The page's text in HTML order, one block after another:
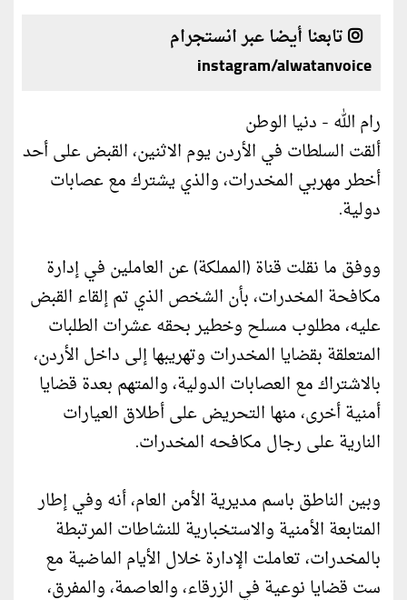
تابعنا أيضا عبر انستجرام
instagram/alwatanvoice
رام الله - دنيا الوطن
ألقت السلطات في الأردن يوم الاثنين، القبض على أحد
أخطر مهربي المخدرات، والذي يشترك مع عصابات
دولية.
ووفق ما نقلت قناة (المملكة) عن العاملين في إدارة
مكافحة المخدرات، بأن الشخص الذي تم إلقاء القبض
عليه، مطلوب مسلح وخطير بحقه عشرات الطلبات
المتعلقة بقضايا المخدرات وتهريبها إلى داخل الأردن،
بالاشتراك مع العصابات الدولية، والمتهم بعدة قضايا
أمنية أخرى، منها التحريض على أطلاق العيارات
النارية على رجال مكافحه المخدرات.
وبين الناطق باسم مديرية الأمن العام، أنه وفي إطار
المتابعة الأمنية والاستخبارية للنشاطات المرتبطة
بالمخدرات، تعاملت الإدارة خلال الأيام الماضية مع
ست قضايا نوعية في الزرقاء، والعاصمة، والمفرق،